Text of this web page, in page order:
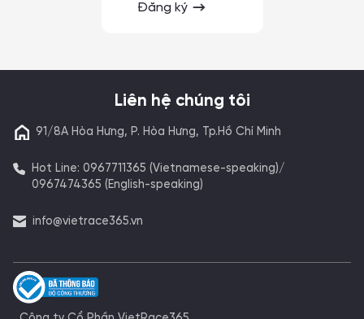
Đăng ký
Liên hệ chúng tôi
91/8A Hòa Hưng, P. Hòa Hưng, Tp.Hồ Chí Minh
Hot Line: 0967711365 (Vietnamese-speaking)/
0967474365 (English-speaking)
info@vietrace365.vn